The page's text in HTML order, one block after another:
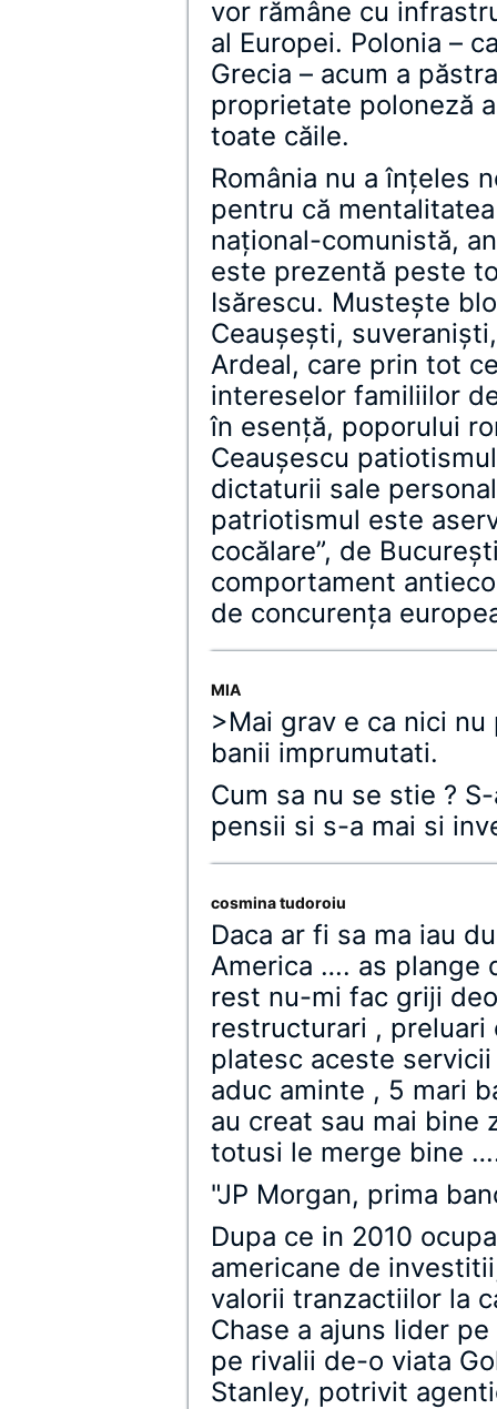
vor rămâne cu
al Europei. Polonia –
Grecia – acum a
proprietate poloneză
toate căile.
România nu a înţeles
pentru că
naţional-comunistă,
este prezentă peste
Isărescu. Musteşte
Ceauşeşti,
Ardeal, care prin tot
intereselor familiilor
în esenţă, poporului
Ceauşescu
dictaturii sale
patriotismul este
cocălare”, de
comportament
de concurenţa
MIA
>Mai grav e ca nici
banii imprumutati.
Cum sa nu se stie ?
pensii si s-a mai si
cosmina tudoroiu
Daca ar fi sa ma iau
America …. as plange
rest nu-mi fac griji
restructurari , preluari
platesc aceste
aduc aminte , 5 mari
au creat sau mai bine
totusi le merge bine
"JP Morgan, prima
Dupa ce in 2010
americane de
valorii tranzactiilor la
Chase a ajuns lider
pe rivalii de-o viata
Stanley, potrivit